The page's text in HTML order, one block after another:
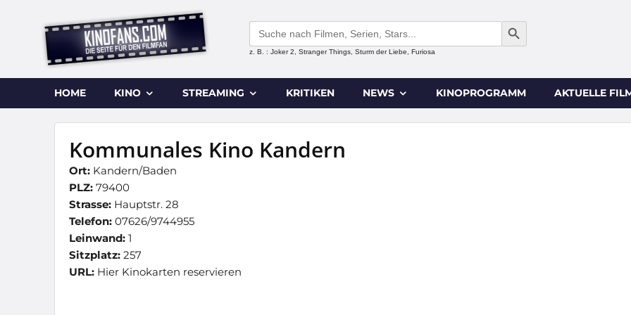
Search
for:
SEARCH BUTTON
z. B. : Joker 2, Stranger Things, Sturm der Liebe, Furiosa
HOME KINO STREAMING KRITIKEN NEWS KINOPROGRAMM AKTUELLE
Kommunales Kino Kandern
Ort: Kandern/Baden
PLZ: 79400
Strasse: Hauptstr. 28
Telefon: 07626/9744955
Leinwand: 1
Sitzplatz: 257
URL: Hier Kinokarten reservieren